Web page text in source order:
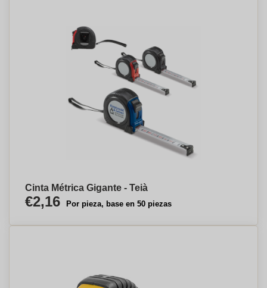
Cinta Métrica Gigante - Teià
€2,16 Por pieza, base en 50 piezas